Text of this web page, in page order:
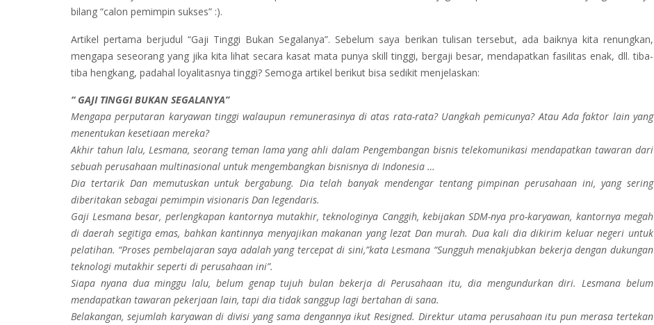
bilang “calon pemimpin sukses” :).
Artikel pertama berjudul “Gaji Tinggi Bukan Segalanya”. Sebelum saya berikan tulisan tersebut, ada baiknya kita renungkan,
mengapa seseorang yang jika kita lihat secara kasat mata punya skill tinggi, bergaji besar, mendapatkan fasilitas enak, dll. tiba-
tiba hengkang, padahal loyalitasnya tinggi? Semoga artikel berikut bisa sedikit menjelaskan:
“ GAJI TINGGI BUKAN SEGALANYA”
Mengapa perputaran karyawan tinggi walaupun remunerasinya di atas rata-rata? Uangkah pemicunya? Atau Ada faktor lain yang
menentukan kesetiaan mereka?
Akhir tahun lalu, Lesmana, seorang teman lama yang ahli dalam Pengembangan bisnis telekomunikasi mendapatkan tawaran dari
sebuah perusahaan multinasional untuk mengembangkan bisnisnya di Indonesia …
Dia tertarik Dan memutuskan untuk bergabung. Dia telah banyak mendengar tentang pimpinan perusahaan ini, yang sering
diberitakan sebagai pemimpin visionaris Dan legendaris.
Gaji Lesmana besar, perlengkapan kantornya mutakhir, teknologinya Canggih, kebijakan SDM-nya pro-karyawan, kantornya megah
di daerah segitiga emas, bahkan kantinnya menyajikan makanan yang lezat Dan murah. Dua kali dia dikirim keluar negeri untuk
pelatihan. “Proses pembelajaran saya adalah yang tercepat di sini,”kata Lesmana “Sungguh menakjubkan bekerja dengan dukungan
teknologi mutakhir seperti di perusahaan ini”.
Siapa nyana dua minggu lalu, belum genap tujuh bulan bekerja di Perusahaan itu, dia mengundurkan diri. Lesmana belum
mendapatkan tawaran pekerjaan lain, tapi dia tidak sanggup lagi bertahan di sana.
Belakangan, sejumlah karyawan di divisi yang sama dengannya ikut Resigned. Direktur utama perusahaan itu pun merasa tertekan